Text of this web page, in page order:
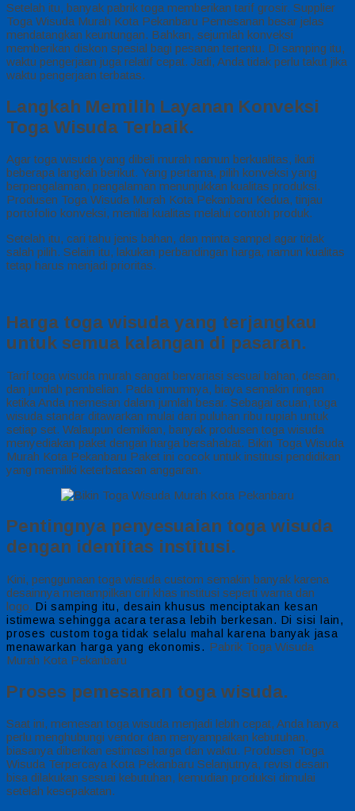
Setelah itu, banyak pabrik toga memberikan tarif grosir. Supplier
Toga Wisuda Murah Kota Pekanbaru Pemesanan besar jelas
mendatangkan keuntungan. Bahkan, sejumlah konveksi
memberikan diskon spesial bagi pesanan tertentu. Di samping itu,
waktu pengerjaan juga relatif cepat. Jadi, Anda tidak perlu takut jika
waktu pengerjaan terbatas.
Langkah Memilih Layanan Konveksi
Toga Wisuda Terbaik.
Agar toga wisuda yang dibeli murah namun berkualitas, ikuti
beberapa langkah berikut. Yang pertama, pilih konveksi yang
berpengalaman, pengalaman menunjukkan kualitas produksi.
Produsen Toga Wisuda Murah Kota Pekanbaru Kedua, tinjau
portofolio konveksi, menilai kualitas melalui contoh produk.
Setelah itu, cari tahu jenis bahan, dan minta sampel agar tidak
salah pilih. Selain itu, lakukan perbandingan harga, namun kualitas
tetap harus menjadi prioritas.
Harga toga wisuda yang terjangkau
untuk semua kalangan di pasaran.
Tarif toga wisuda murah sangat bervariasi sesuai bahan, desain,
dan jumlah pembelian. Pada umumnya, biaya semakin ringan
ketika Anda memesan dalam jumlah besar. Sebagai acuan, toga
wisuda standar ditawarkan mulai dari puluhan ribu rupiah untuk
setiap set. Walaupun demikian, banyak produsen toga wisuda
menyediakan paket dengan harga bersahabat. Bikin Toga Wisuda
Murah Kota Pekanbaru Paket ini cocok untuk institusi pendidikan
yang memiliki keterbatasan anggaran.
Pentingnya penyesuaian toga wisuda
dengan identitas institusi.
Kini, penggunaan toga wisuda custom semakin banyak karena
desainnya menampilkan ciri khas institusi seperti warna dan
logo. Di samping itu, desain khusus menciptakan kesan
istimewa sehingga acara terasa lebih berkesan. Di sisi lain,
proses custom toga tidak selalu mahal karena banyak jasa
menawarkan harga yang ekonomis. Pabrik Toga Wisuda
Murah Kota Pekanbaru
Proses pemesanan toga wisuda.
Saat ini, memesan toga wisuda menjadi lebih cepat, Anda hanya
perlu menghubungi vendor dan menyampaikan kebutuhan,
biasanya diberikan estimasi harga dan waktu. Produsen Toga
Wisuda Terpercaya Kota Pekanbaru Selanjutnya, revisi desain
bisa dilakukan sesuai kebutuhan, kemudian produksi dimulai
setelah kesepakatan.